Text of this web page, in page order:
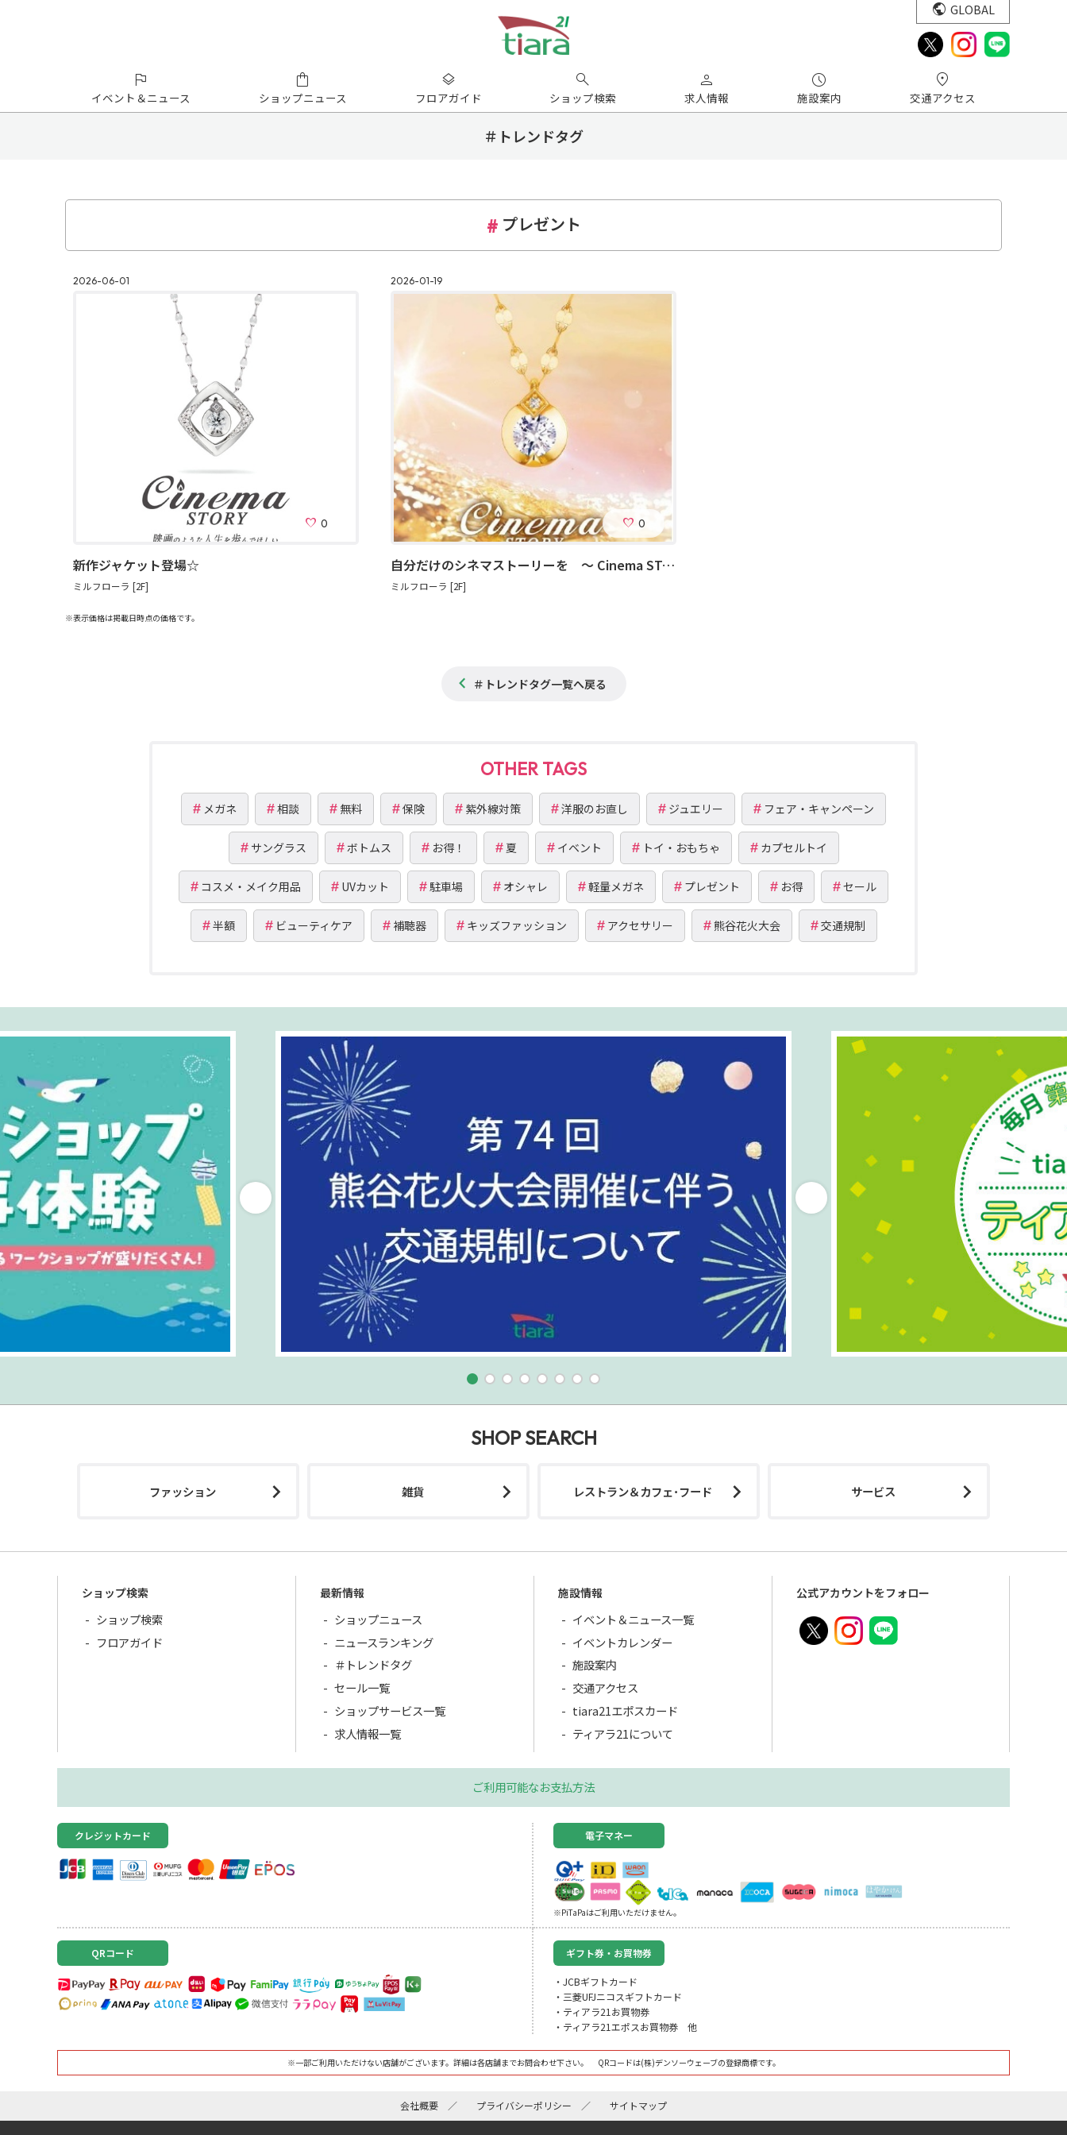
GLOBAL
イベント＆ニュース ショップニュース フロアガイド ショップ検索 求人情報 施設案内 交通アクセス
＃トレンドタグ
プレゼント
2026-06-01
新作ジャケット登場☆
ミルフローラ [2F]
0
2026-01-19
自分だけのシネマストーリーを ～ Cinema STORY ～
ミルフローラ [2F]
0
※表示価格は掲載日時点の価格です。
＃トレンドタグ一覧へ戻る
OTHER TAGS
メガネ 相談 無料 保険 紫外線対策 洋服のお直し ジュエリー フェア・キャンペーン
サングラス ボトムス お得！ 夏 イベント トイ・おもちゃ カプセルトイ
コスメ・メイク用品 UVカット 駐車場 オシャレ 軽量メガネ プレゼント お得 セール
半額 ビューティケア 補聴器 キッズファッション アクセサリー 熊谷花火大会 交通規制
SHOP SEARCH
ファッション 雑貨 レストラン＆カフェ･フード サービス
ショップ検索
ショップ検索
フロアガイド
最新情報
ショップニュース
ニュースランキング
＃トレンドタグ
セール一覧
ショップサービス一覧
求人情報一覧
施設情報
イベント＆ニュース一覧
イベントカレンダー
施設案内
交通アクセス
tiara21エポスカード
ティアラ21について
公式アカウントをフォロー
ご利用可能なお支払方法
クレジットカード 電子マネー
※PiTaPaはご利用いただけません。
QRコード ギフト券・お買物券
・JCBギフトカード
・三菱UFJニコスギフトカード
・ティアラ21お買物券
・ティアラ21エポスお買物券 他
※一部ご利用いただけない店舗がございます。詳細は各店舗までお問合わせ下さい。 QRコードは(株)デンソーウェーブの登録商標です。
会社概要 プライバシーポリシー サイトマップ